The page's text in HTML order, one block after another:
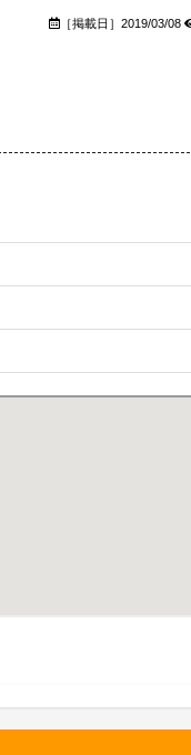
［掲載日］2019/03/08